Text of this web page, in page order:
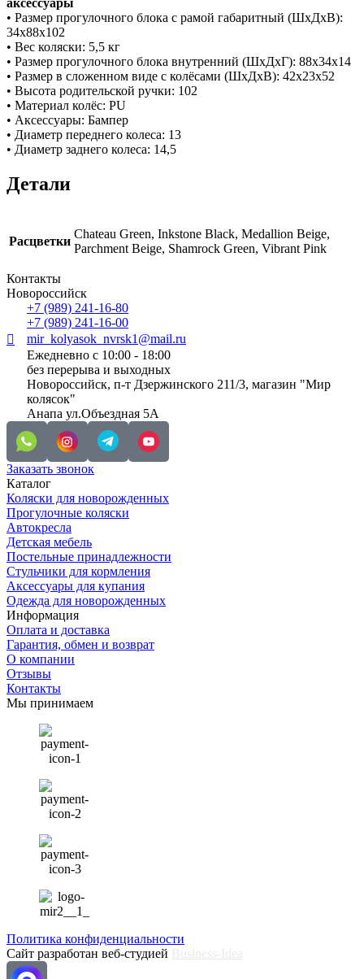
аксессуары
• Размер прогулочного блока с рамой габаритный (ШхДхВ):
34x88x102
• Вес коляски: 5,5 кг
• Размер прогулочного блока внутренний (ШхДхГ): 88x34x14
• Размер в сложенном виде с колёсами (ШхДхВ): 42x23x52
• Высота родительской ручки: 102
• Материал колёс: PU
• Аксессуары: Бампер
• Диаметр переднего колеса: 13
• Диаметр заднего колеса: 14,5
Детали
Расцветки
Chateau Green, Inkstone Black, Medallion Beige,
Parchment Beige, Shamrock Green, Vibrant Pink
Контакты
Новороссийск
+7 (989) 241-16-80
+7 (989) 241-16-00
mir_kolyasok_nvrsk1@mail.ru
Ежедневно с 10:00 - 18:00
без перерыва и выходных
Новороссийск, п-т Дзержинского 211/3, магазин "Мир
колясок"
Анапа ул.Объездная 5А
Заказать звонок
Каталог
Коляски для новорожденных
Прогулочные коляски
Автокресла
Детская мебель
Постельные принадлежности
Стульчики для кормления
Аксессуары для купания
Одежда для новорожденных
Информация
Оплата и доставка
Гарантия, обмен и возврат
О компании
Отзывы
Контакты
Мы принимаем
Политика конфиденциальности
Сайт разработан веб-студией